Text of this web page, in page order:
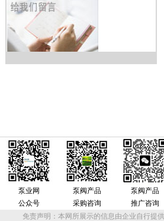
泵业网
公众号
泵阀产品
采购咨询
泵阀产品
推广咨询
免责声明：本网所展示的信息由企业自行提